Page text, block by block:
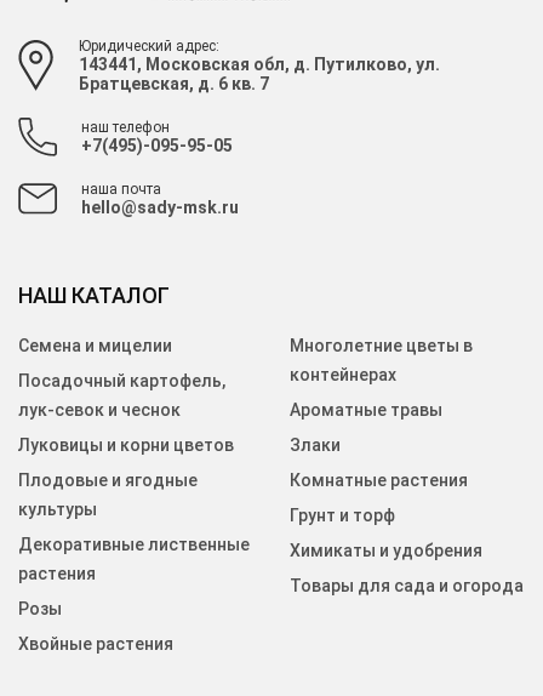
Юридический адрес:
143441, Московская обл, д. Путилково, ул.
Братцевская, д. 6 кв. 7
наш телефон
+7(495)-095-95-05
наша почта
hello@sady-msk.ru
НАШ КАТАЛОГ
Семена и мицелии
Посадочный картофель,
лук-севок и чеснок
Луковицы и корни цветов
Плодовые и ягодные
культуры
Декоративные лиственные
растения
Розы
Хвойные растения
Многолетние цветы в
контейнерах
Ароматные травы
Злаки
Комнатные растения
Грунт и торф
Химикаты и удобрения
Товары для сада и огорода